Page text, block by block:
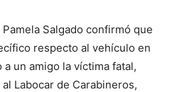
Salgado confirmó que
respecto al vehículo en
un amigo la víctima fatal,
Labocar de Carabineros,